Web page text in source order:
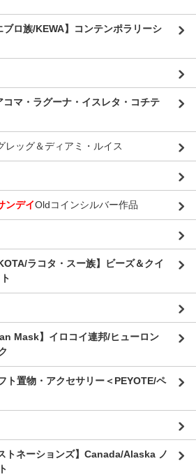
ロ族/KEWA】コンテンポラリーシ
マ・ラグーナ・イスレタ・コチテ
レッグ＆ディアミ・ルイス
ンデイOldコインシルバー作品
ラコタ・スー族】ビーズ＆クイ
Mask】イロコイ連邦/ヒューロン
ト置物・アクセサリー＜PEYOTE/ペ
ネーションズ】Canada/Alaska ノ